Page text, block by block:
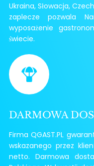
Ukraina, Słowacja,
zaplecze pozwala
wyposażenie
świecie.
DARMOWA
Firma QGAST.PL
wskazanego przez
netto. Darmowa